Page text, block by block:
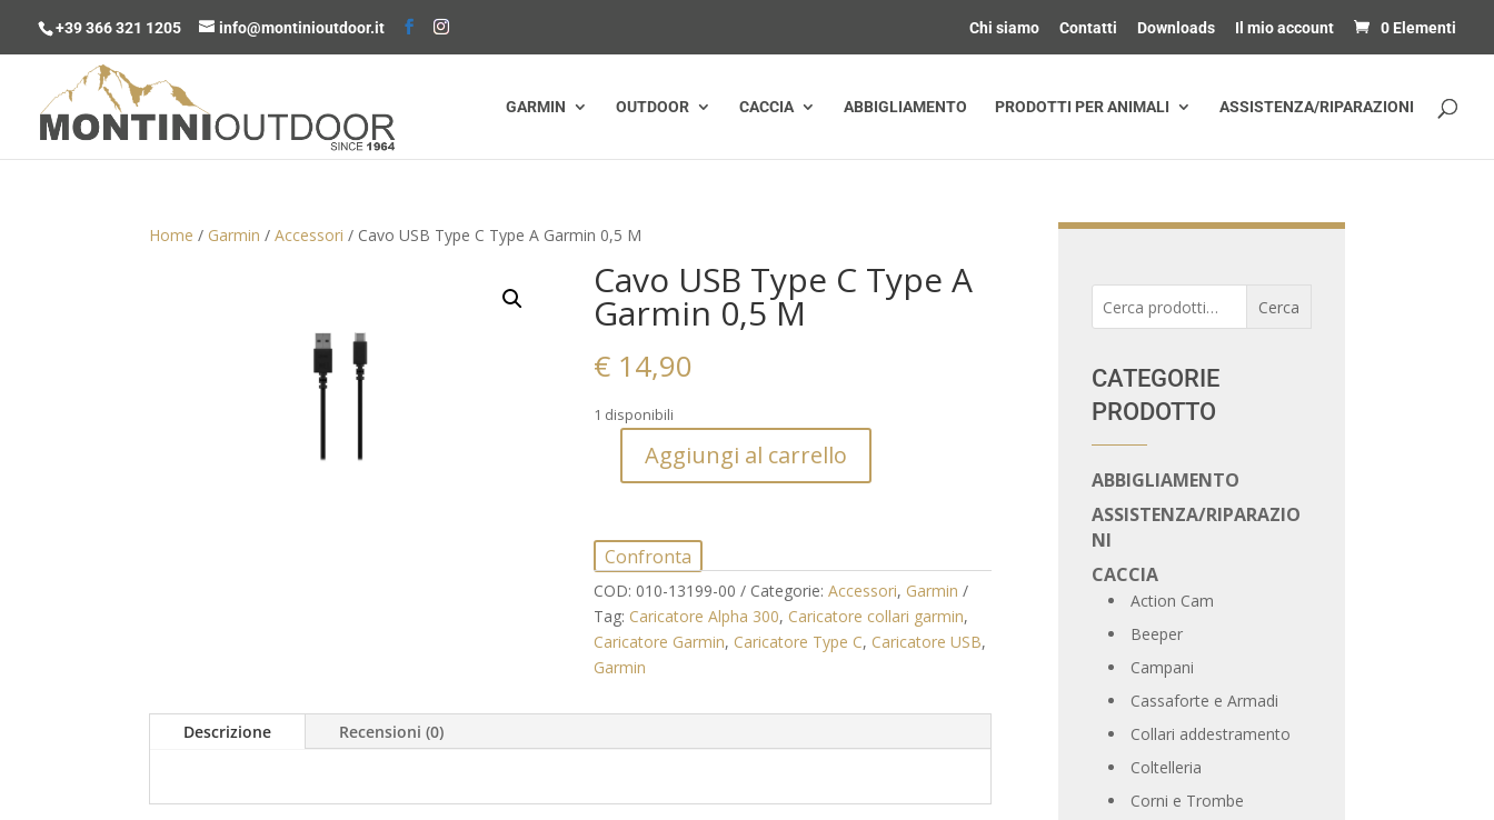
+39 366 321 1205 info@montinioutdoor.it Chi siamo Contatti Downloads Il mio account 0 Elementi
GARMIN OUTDOOR CACCIA ABBIGLIAMENTO PRODOTTI PER ANIMALI ASSISTENZA/RIPARAZIONI
Home / Garmin /Accessori / Cavo USB Type C Type A Garmin 0,5 M
Cavo USB Type C Type A
Garmin 0,5 M
€ 14,90
1 disponibili
C
Type
A
Garmin
0,5
M
Aggiungi al carrello
Confronta
COD: 010-13199-00 Categorie:Accessori, Garmin
Tag: Caricatore Alpha 300, Caricatore collari garmin,
Caricatore Garmin, Caricatore Type C, Caricatore USB,
Garmin
Descrizione Recensioni (0)
Cerca
CATEGORIE
PRODOTTO
ABBIGLIAMENTO
ASSISTENZA/RIPARAZIO
NI
CACCIA
Action Cam
Beeper
Campani
Cassaforte e Armadi
Collari addestramento
Coltelleria
Corni e Trombe